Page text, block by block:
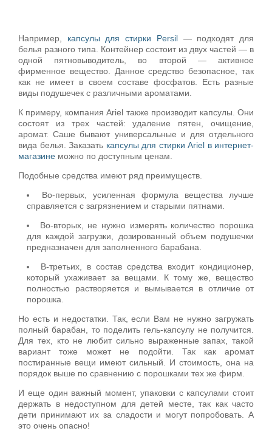
Например, капсулы для стирки Persil— подходят для
белья разного типа. Контейнер состоит из двух частей — в
одной пятновыводитель, во второй — активное
фирменное вещество. Данное средство безопасное, так
как не имеет в своем составе фосфатов. Есть разные
виды подушечек с различными ароматами.
К примеру, компания Ariel также производит капсулы. Они
состоят из трех частей: удаление пятен, очищение,
аромат. Саше бывают универсальные и для отдельного
вида белья. Заказать капсулы для стирки Ariel в интернет-
магазине можно по доступным ценам.
Подобные средства имеют ряд преимуществ.
Во-первых, усиленная формула вещества лучше
справляется с загрязнением и старыми пятнами.
Во-вторых, не нужно измерять количество порошка
для каждой загрузки, дозированный объем подушечки
предназначен для заполненного барабана.
В-третьих, в состав средства входит кондиционер,
который ухаживает за вещами. К тому же, вещество
полностью растворяется и вымывается в отличие от
порошка.
Но есть и недостатки. Так, если Вам не нужно загружать
полный барабан, то поделить гель-капсулу не получится.
Для тех, кто не любит сильно выраженные запах, такой
вариант тоже может не подойти. Так как аромат
постиранные вещи имеют сильный. И стоимость, она на
порядок выше по сравнению с порошками тех же фирм.
И еще один важный момент, упаковки с капсулами стоит
держать в недоступном для детей месте, так как часто
дети принимают их за сладости и могут попробовать. А
это очень опасно!